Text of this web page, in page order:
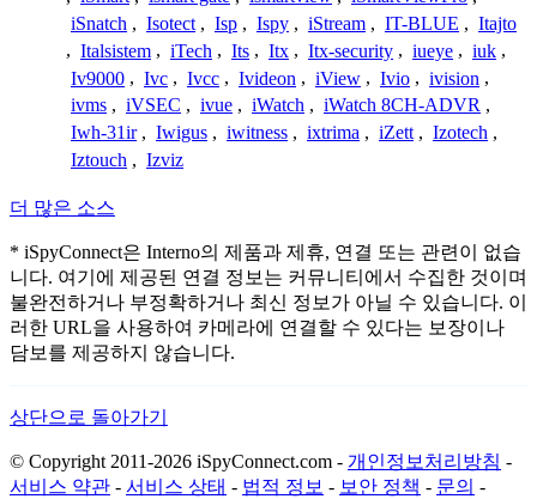
iSnatch , Isotect , Isp , Ispy , iStream , IT-BLUE , Itajto
, Italsistem , iTech , Its , Itx , Itx-security , iueye , iuk ,
Iv9000 , Ivc , Ivcc , Ivideon , iView , Ivio , ivision ,
ivms , iVSEC , ivue , iWatch , iWatch 8CH-ADVR ,
Iwh-31ir , Iwigus , iwitness , ixtrima , iZett , Izotech ,
Iztouch , Izviz
더 많은 소스
* iSpyConnect은 Interno의 제품과 제휴, 연결 또는 관련이 없습
니다. 여기에 제공된 연결 정보는 커뮤니티에서 수집한 것이며
불완전하거나 부정확하거나 최신 정보가 아닐 수 있습니다. 이
러한 URL을 사용하여 카메라에 연결할 수 있다는 보장이나
담보를 제공하지 않습니다.
상단으로 돌아가기
© Copyright 2011-2026 iSpyConnect.com - 개인정보처리방침 -
서비스 약관 - 서비스 상태 - 법적 정보 - 보안 정책 - 문의 -